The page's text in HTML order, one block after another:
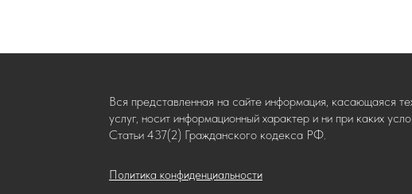
Политика конфиденциальности
Вся представленная на сайте информация, касающаяся
услуг, носит информационный характер и ни при каких
Статьи 437(2) Гражданского кодекса РФ.